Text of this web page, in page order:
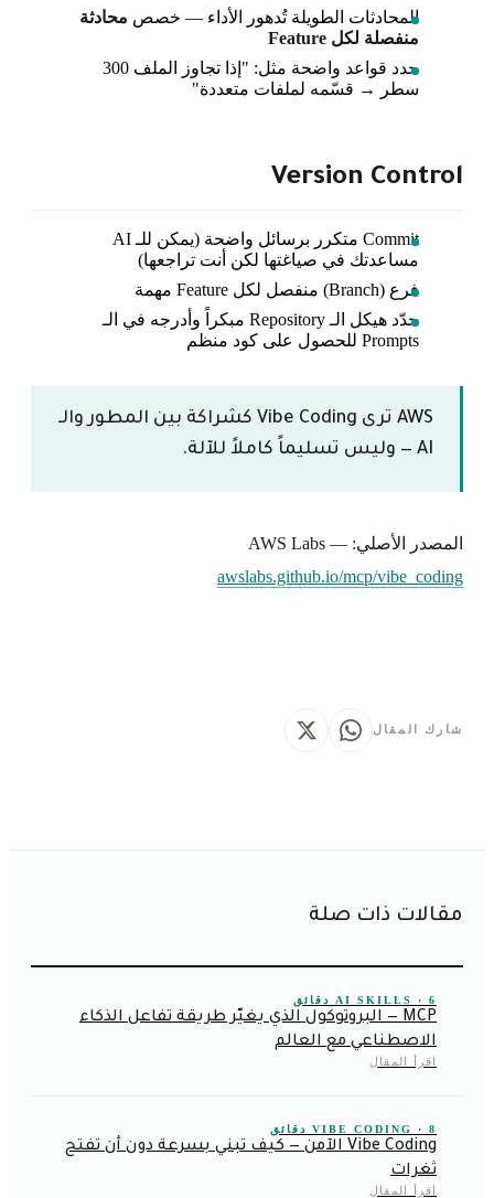
المحادثات الطويلة تُدهور الأداء — خصص محادثة
منفصلة لكل Feature
حدد قواعد واضحة مثل: "إذا تجاوز الملف 300
سطر → قسّمه لملفات متعددة"
Version Control
Commit متكرر برسائل واضحة (يمكن للـ AI
مساعدتك في صياغتها لكن أنت تراجعها)
فرع (Branch) منفصل لكل Feature مهمة
حدّد هيكل الـ Repository مبكراً وأدرجه في الـ
Prompts للحصول على كود منظم
AWS ترى Vibe Coding كشراكة بين المطور والـ
AI — وليس تسليماً كاملاً للآلة.
المصدر الأصلي: AWS Labs —
awslabs.github.io/mcp/vibe_coding
شارك المقال
مقالات ذات صلة
AI SKILLS · 6 دقائق
MCP — البروتوكول الذي يغيّر طريقة تفاعل الذكاء
الاصطناعي مع العالم
اقرأ المقال
VIBE CODING · 8 دقائق
Vibe Coding الآمن — كيف تبني بسرعة دون أن تفتح
ثغرات
اقرأ المقال